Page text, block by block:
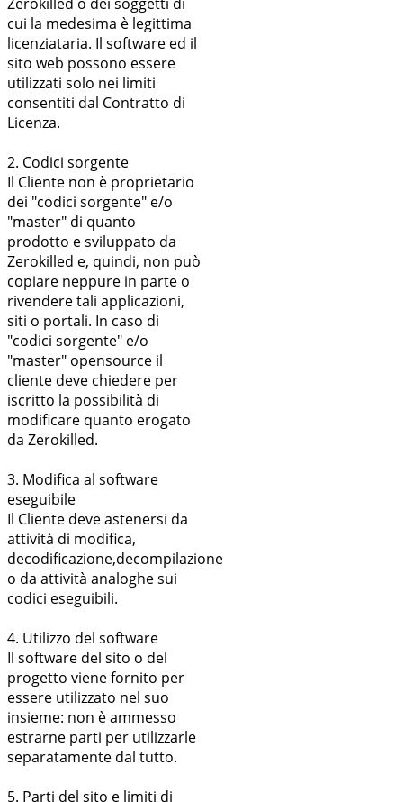
cui la medesima è legittima
licenziataria. Il software ed il
sito web possono essere
utilizzati solo nei limiti
consentiti dal Contratto di
Licenza.
2. Codici sorgente
Il Cliente non è proprietario
dei "codici sorgente" e/o
"master" di quanto
prodotto e sviluppato da
Zerokilled e, quindi, non può
copiare neppure in parte o
rivendere tali applicazioni,
siti o portali. In caso di
"codici sorgente" e/o
"master" opensource il
cliente deve chiedere per
iscritto la possibilità di
modificare quanto erogato
da Zerokilled.
3. Modifica al software
eseguibile
Il Cliente deve astenersi da
attività di modifica,
decodificazione,decompilazione
o da attività analoghe sui
codici eseguibili.
4. Utilizzo del software
Il software del sito o del
progetto viene fornito per
essere utilizzato nel suo
insieme: non è ammesso
estrarne parti per utilizzarle
separatamente dal tutto.
5. Parti del sito e limiti di